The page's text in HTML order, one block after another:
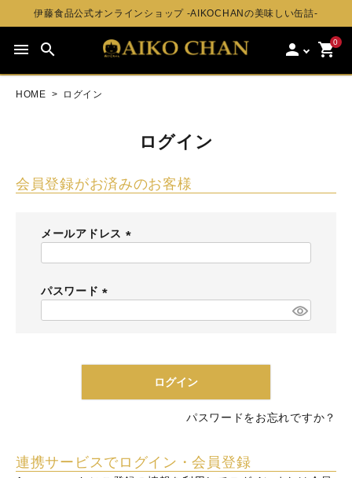
伊藤食品公式オンラインショップ -AIKOCHANの美味しい缶詰-
menu search person 0
shopping_cart
HOME ログイン
ログイン
会員登録がお済みのお客様
メールアドレス
パスワード
)
ログイン
パスワードをお忘れですか？
連携サービスでログイン・会員登録